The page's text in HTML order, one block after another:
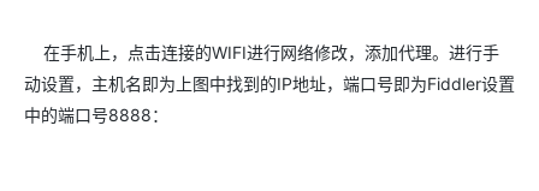
在手机上，点击连接的WIFI进行网络修改，添加代理。进行手
动设置，主机名即为上图中找到的IP地址，端口号即为Fiddler设置
中的端口号8888：